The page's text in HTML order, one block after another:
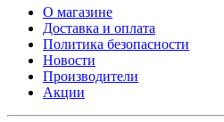
О магазине
Доставка и оплата
Политика безопасности
Новости
Производители
Акции